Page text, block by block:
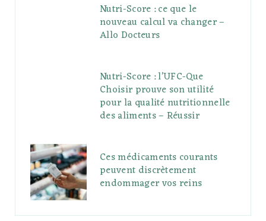
Nutri-Score : ce que le
nouveau calcul va changer –
Allo Docteurs
Nutri-Score : l’UFC-Que
Choisir prouve son utilité
pour la qualité nutritionnelle
des aliments – Réussir
Ces médicaments courants
peuvent discrètement
endommager vos reins